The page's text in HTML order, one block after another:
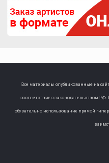
Все материалы опубликованные на
соответствие с законодательством
обязательно использование прямой